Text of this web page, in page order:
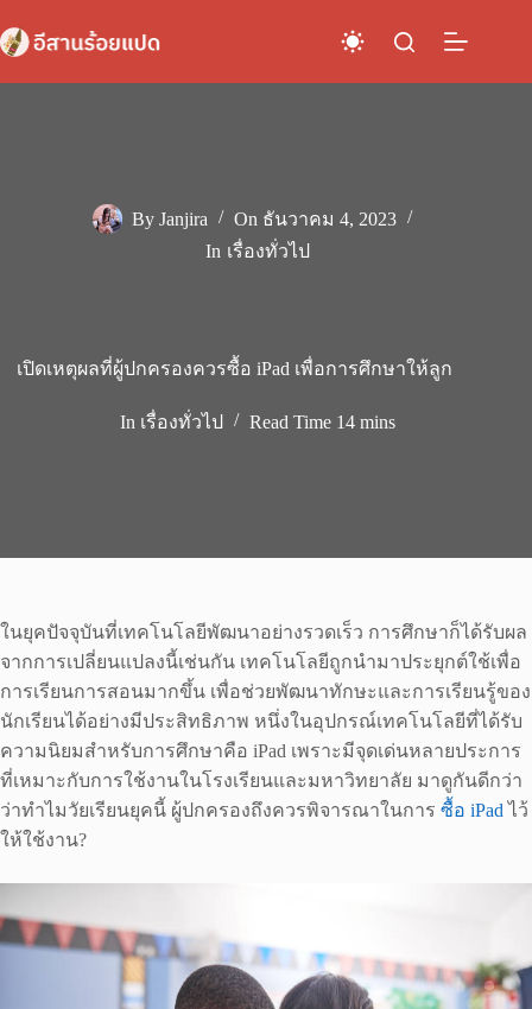
to
content
By Janjira On ธันวาคม 4, 2023
In เรื่องทั่วไป
เปิดเหตุผลที่ผู้ปกครองควรซื้อ iPad เพื่อการศึกษาให้ลูก
In เรื่องทั่วไป Read Time 14 mins
ในยุคปัจจุบันที่เทคโนโลยีพัฒนาอย่างรวดเร็ว การศึกษาก็ได้รับผล
จากการเปลี่ยนแปลงนี้เช่นกัน เทคโนโลยีถูกนำมาประยุกต์ใช้เพื่อ
การเรียนการสอนมากขึ้น เพื่อช่วยพัฒนาทักษะและการเรียนรู้ของ
นักเรียนได้อย่างมีประสิทธิภาพ หนึ่งในอุปกรณ์เทคโนโลยีที่ได้รับ
ความนิยมสำหรับการศึกษาคือ iPad เพราะมีจุดเด่นหลายประการ
ที่เหมาะกับการใช้งานในโรงเรียนและมหาวิทยาลัย มาดูกันดีกว่า
ว่าทำไมวัยเรียนยุคนี้ ผู้ปกครองถึงควรพิจารณาในการ ซื้อ iPad ไว้
ให้ใช้งาน?